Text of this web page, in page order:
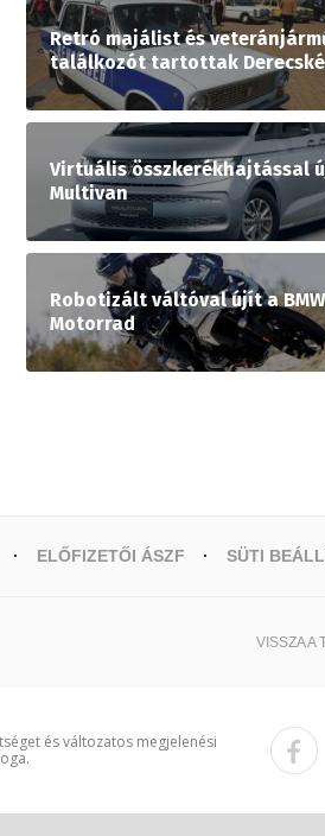
Retró majálist és
találkozót tartottak
Virtuális összkerékhajtással
Multivan
Robotizált váltóval újít a BMW
Motorrad
ELŐFIZETŐI ÁSZF SÜTI
VISSZA A
és változatos megjelenési